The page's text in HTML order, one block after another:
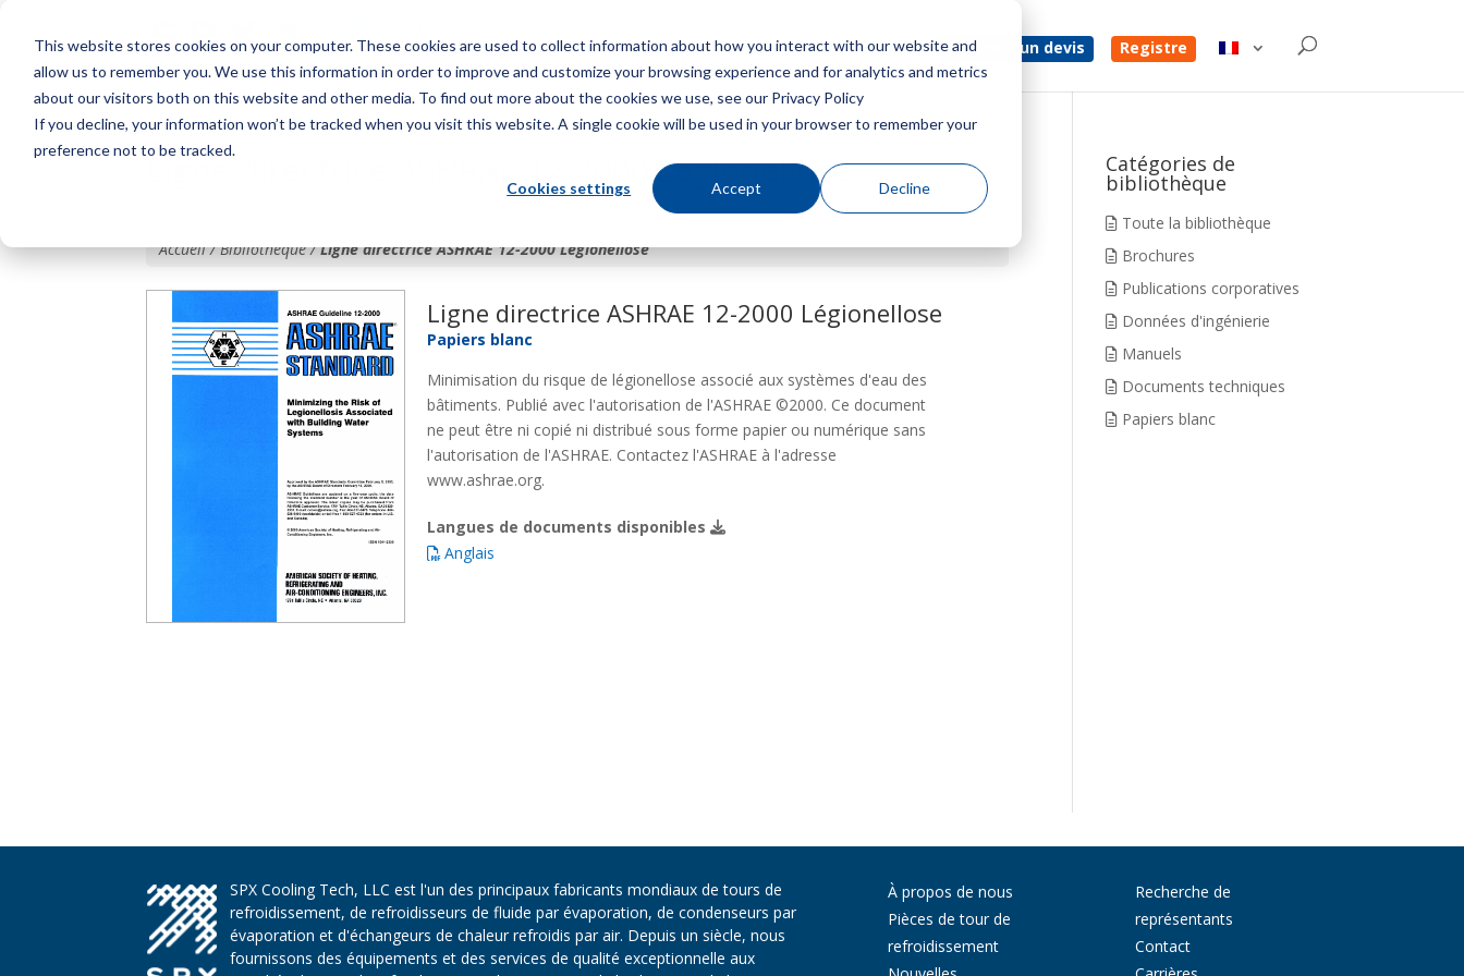
This website stores cookies on your computer. These cookies are used to collect information about how you interact with our website and
allow us to remember you. We use this information in order to improve and customize your browsing experience and for analytics and metrics
about our visitors both on this website and other media. To find out more about the cookies we use, see our Privacy Policy
If you decline, your information won’t be tracked when you visit this website. A single cookie will be used in your browser to remember your
preference not to be tracked.
Cookies settings Accept Decline
Menu Obtenez un devis Registre
Ligne directrice ASHRAE 12-2000 Légionellose
Accueil / Bibliothèque /Ligne directrice ASHRAE 12-2000 Légionellose
Ligne directrice ASHRAE 12-2000 Légionellose
Papiers blanc
Minimisation du risque de légionellose associé aux systèmes d'eau des
bâtiments. Publié avec l'autorisation de l'ASHRAE ©2000. Ce document
ne peut être ni copié ni distribué sous forme papier ou numérique sans
l'autorisation de l'ASHRAE. Contactez l'ASHRAE à l'adresse
www.ashrae.org.
Langues de documents disponibles
Anglais
Catégories de
bibliothèque
Toute la bibliothèque
Brochures
Publications corporatives
Données d'ingénierie
Manuels
Documents techniques
Papiers blanc
SPX Cooling Tech, LLC est l'un des principaux fabricants mondiaux de tours de
refroidissement, de refroidisseurs de fluide par évaporation, de condenseurs par
évaporation et d'échangeurs de chaleur refroidis par air. Depuis un siècle, nous
fournissons des équipements et des services de qualité exceptionnelle aux
À propos de nous
Pièces de tour de
refroidissement
Recherche de
représentants
Contact